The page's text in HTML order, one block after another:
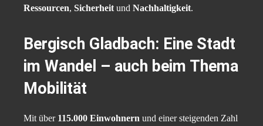
Ressourcen, Sicherheit und Nachhaltigkeit.
Bergisch Gladbach: Eine Stadt
im Wandel – auch beim Thema
Mobilität
Mit über 115.000 Einwohnern und einer steigenden Zahl